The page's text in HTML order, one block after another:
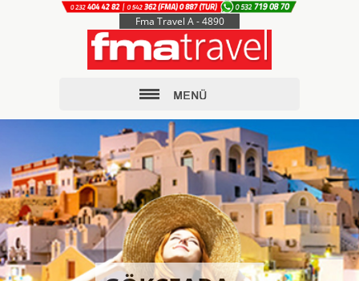
Fma Travel A - 4890